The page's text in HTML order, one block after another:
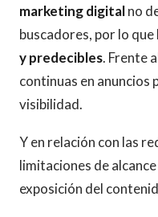
marketing digitalno
buscadores, por lo
y predecibles. Frente
continuas en anuncios
visibilidad.
Y en relación con las
limitaciones de
exposición del